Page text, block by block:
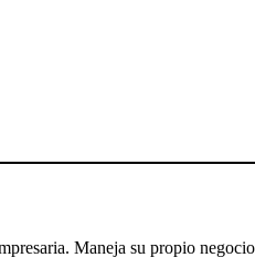
Maneja su propio